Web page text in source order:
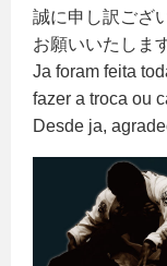
誠に申し訳ござ
お願いいたしま
Ja foram feita
fazer a troca ou
Desde ja,